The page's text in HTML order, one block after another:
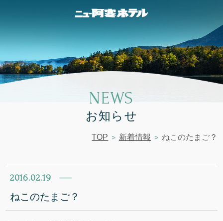
NEWS
お知らせ
TOP 新着情報 ねこのたまご？
2016.02.19
ねこのたまご？